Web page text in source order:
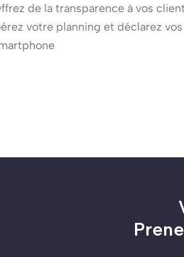
de la transparence à vos
votre planning et déclarez